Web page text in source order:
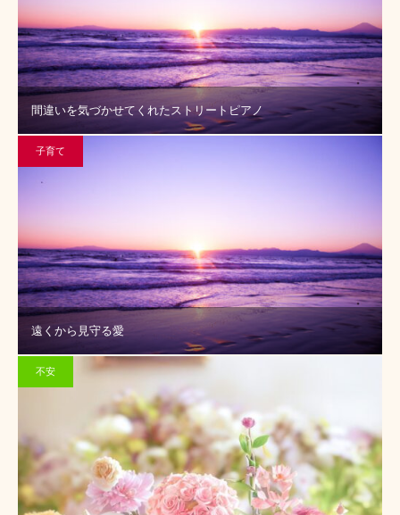
間違いを気づかせてくれたストリートピアノ
子育て
遠くから見守る愛
不安